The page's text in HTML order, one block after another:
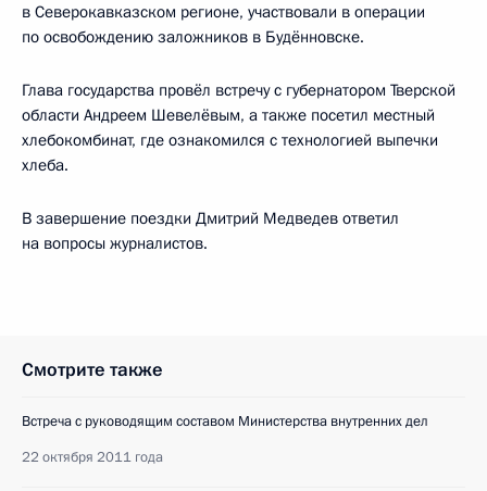
в Северокавказском регионе, участвовали в операции
по освобождению заложников в Будённовске.
Глава государства провёл встречу с губернатором Тверской
области Андреем Шевелёвым, а также посетил местный
хлебокомбинат, где ознакомился с технологией выпечки
хлеба.
В завершение поездки Дмитрий Медведев ответил
на вопросы журналистов.
Смотрите также
Встреча с руководящим составом Министерства внутренних дел
22 октября 2011 года